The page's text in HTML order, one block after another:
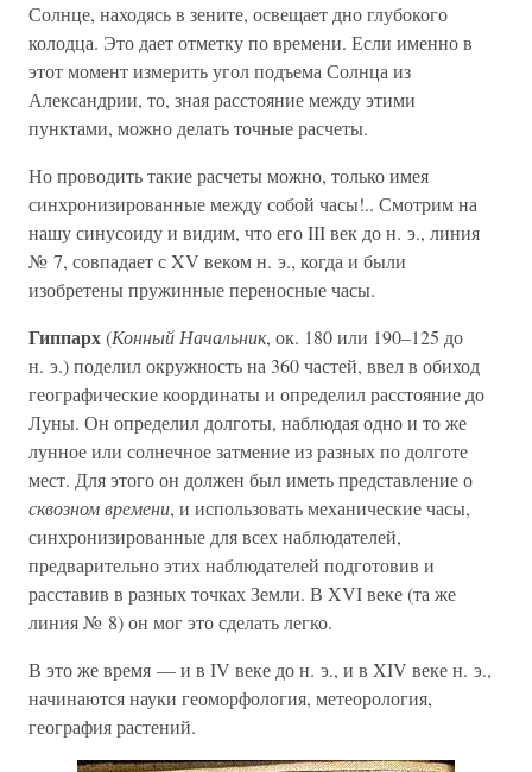
Солнце, находясь в зените, освещает дно глубокого
колодца. Это дает отметку по времени. Если именно в
этот момент измерить угол подъема Солнца из
Александрии, то, зная расстояние между этими
пунктами, можно делать точные расчеты.
Но проводить такие расчеты можно, только имея
синхронизированные между собой часы!.. Смотрим на
нашу синусоиду и видим, что его III век до н. э., линия
№ 7, совпадает с XV веком н. э., когда и были
изобретены пружинные переносные часы.
Гиппарх(Конный Начальник, ок. 180 или 190–125 до
н. э.) поделил окружность на 360 частей, ввел в обиход
географические координаты и определил расстояние до
Луны. Он определил долготы, наблюдая одно и то же
лунное или солнечное затмение из разных по долготе
мест. Для этого он должен был иметь представление о
сквозном времени, и использовать механические часы,
синхронизированные для всех наблюдателей,
предварительно этих наблюдателей подготовив и
расставив в разных точках Земли. В XVI веке (та же
линия № 8) он мог это сделать легко.
В это же время — и в IV веке до н. э., и в XIV веке н. э.,
начинаются науки геоморфология, метеорология,
география растений.